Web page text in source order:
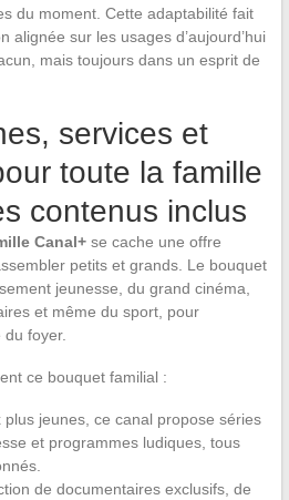
du moment. Cette adaptabilité fait
alignée sur les usages d’aujourd’hui
mais toujours dans un esprit de
services et
toute la famille
contenus inclus
Canal+se cache une offre
petits et grands. Le bouquet
jeunesse, du grand cinéma,
et même du sport, pour
foyer.
ce bouquet familial :
plus jeunes, ce canal propose séries
et programmes ludiques, tous
de documentaires exclusifs, de